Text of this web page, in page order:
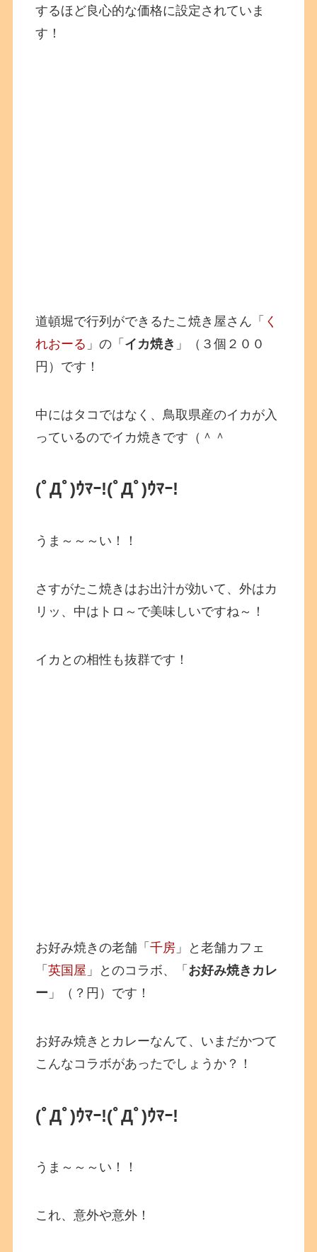
するほど良心的な価格に設定されていま
す！
道頓堀で行列ができるたこ焼き屋さん「 く
れおーる 」の「 イカ焼き 」（３個２００
円）です！
中にはタコではなく、鳥取県産のイカが入
っているのでイカ焼きです（＾＾
(ﾟДﾟ)ｳﾏｰ!(ﾟДﾟ)ｳﾏｰ!
うま～～～い！！
さすがたこ焼きはお出汁が効いて、外はカ
リッ、中はトロ～で美味しいですね～！
イカとの相性も抜群です！
お好み焼きの老舗「千房 」と老舗カフェ
「英国屋 」とのコラボ、「 お好み焼きカレ
ー 」（？円）です！
お好み焼きとカレーなんて、いまだかつて
こんなコラボがあったでしょうか？！
(ﾟДﾟ)ｳﾏｰ!(ﾟДﾟ)ｳﾏｰ!
うま～～～い！！
これ、意外や意外！